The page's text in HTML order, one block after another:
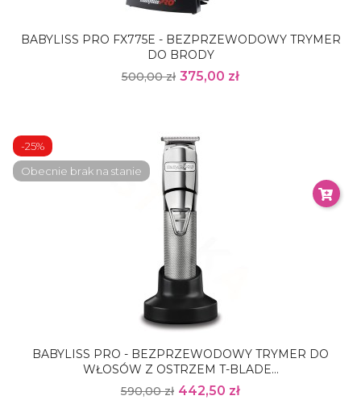
BABYLISS PRO FX775E - BEZPRZEWODOWY TRYMER
DO BRODY
500,00 zł 375,00 zł
BABYLISS PRO - BEZPRZEWODOWY TRYMER DO
WŁOSÓW Z OSTRZEM T-BLADE...
590,00 zł 442,50 zł
-25%
Obecnie brak na stanie